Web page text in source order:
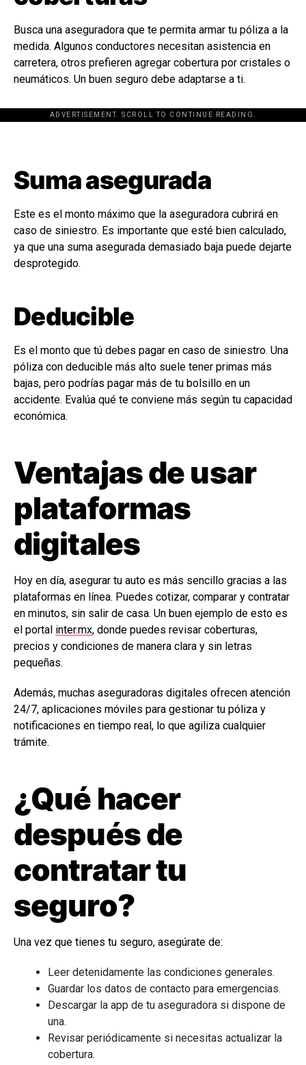
Busca una aseguradora que te permita armar tu póliza a la
medida. Algunos conductores necesitan asistencia en
carretera, otros prefieren agregar cobertura por cristales o
neumáticos. Un buen seguro debe adaptarse a ti.
ADVERTISEMENT. SCROLL TO CONTINUE READING.
[adsforwp id="243463"]
Suma asegurada
Este es el monto máximo que la aseguradora cubrirá en
caso de siniestro. Es importante que esté bien calculado,
ya que una suma asegurada demasiado baja puede dejarte
desprotegido.
Deducible
Es el monto que tú debes pagar en caso de siniestro. Una
póliza con deducible más alto suele tener primas más
bajas, pero podrías pagar más de tu bolsillo en un
accidente. Evalúa qué te conviene más según tu capacidad
económica.
Ventajas de usar
plataformas
digitales
Hoy en día, asegurar tu auto es más sencillo gracias a las
plataformas en línea. Puedes cotizar, comparar y contratar
en minutos, sin salir de casa. Un buen ejemplo de esto es
el portal inter.mx, donde puedes revisar coberturas,
precios y condiciones de manera clara y sin letras
pequeñas.
Además, muchas aseguradoras digitales ofrecen atención
24/7, aplicaciones móviles para gestionar tu póliza y
notificaciones en tiempo real, lo que agiliza cualquier
trámite.
¿Qué hacer
después de
contratar tu
seguro?
Una vez que tienes tu seguro, asegúrate de:
Leer detenidamente las condiciones generales.
Guardar los datos de contacto para emergencias.
Descargar la app de tu aseguradora si dispone de
una.
Revisar periódicamente si necesitas actualizar la
cobertura.